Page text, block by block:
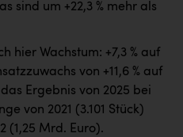
sind um +22,3 % mehr als
hier Wachstum: +7,3 % auf
von +11,6 % auf
Ergebnis von 2025 bei
von 2021 (3.101 Stück)
(1,25 Mrd. Euro).